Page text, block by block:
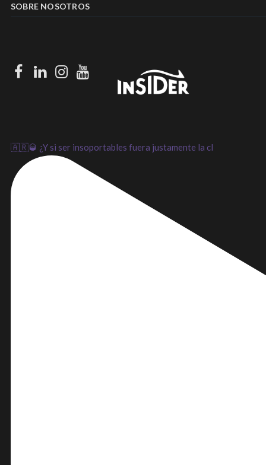
SOBRE NOSOTROS
Facebook
LinkedIn
Instagram
Youtube
🇦🇷🥃 ¿Y si ser insoportables fuera justamente la cl